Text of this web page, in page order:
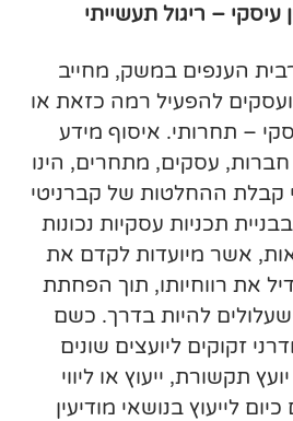
עיסקי – ריגול תעשייתי
הענפים במשק, מחייב
להפעיל רמה כזאת או
– תחרותי. איסוף מידע
עסקים, מתחרים, הינו
קבלת ההחלטות של קברניטי
תכניות עסקיות נכונות
אשר מיועדות לקדם את
את רווחיותו, תוך הפחתת
שעלולים להיות בדרך. כשם
זקוקים ליועצים שונים
תקשורת, ייעוץ או ליווי
לייעוץ בנושאי מודיעין